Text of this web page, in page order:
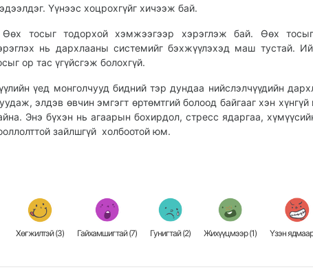
Үүнээс хоцрохгүйг хичээж бай.
Өөх тосыг тодорхой хэмжээгээр хэрэглэж бай. Өөх
нь дархлааны системийг бэхжүүлэхэд маш тустай.
ор тас үгүйсгэж болохгүй.
үед монголчууд бидний тэр дундаа нийслэлчүүдийн
элдэв өвчин эмгэгт өртөмтгий болоод байгааг хэн
Энэ бүхэн нь агаарын бохирдол, стресс ядаргаа,
зайлшгүй холбоотой юм.
Хөгжилтэй (3) Гайхамшигтай (7) Гунигтай (2) Жихүүцмээр (1) Үзэн